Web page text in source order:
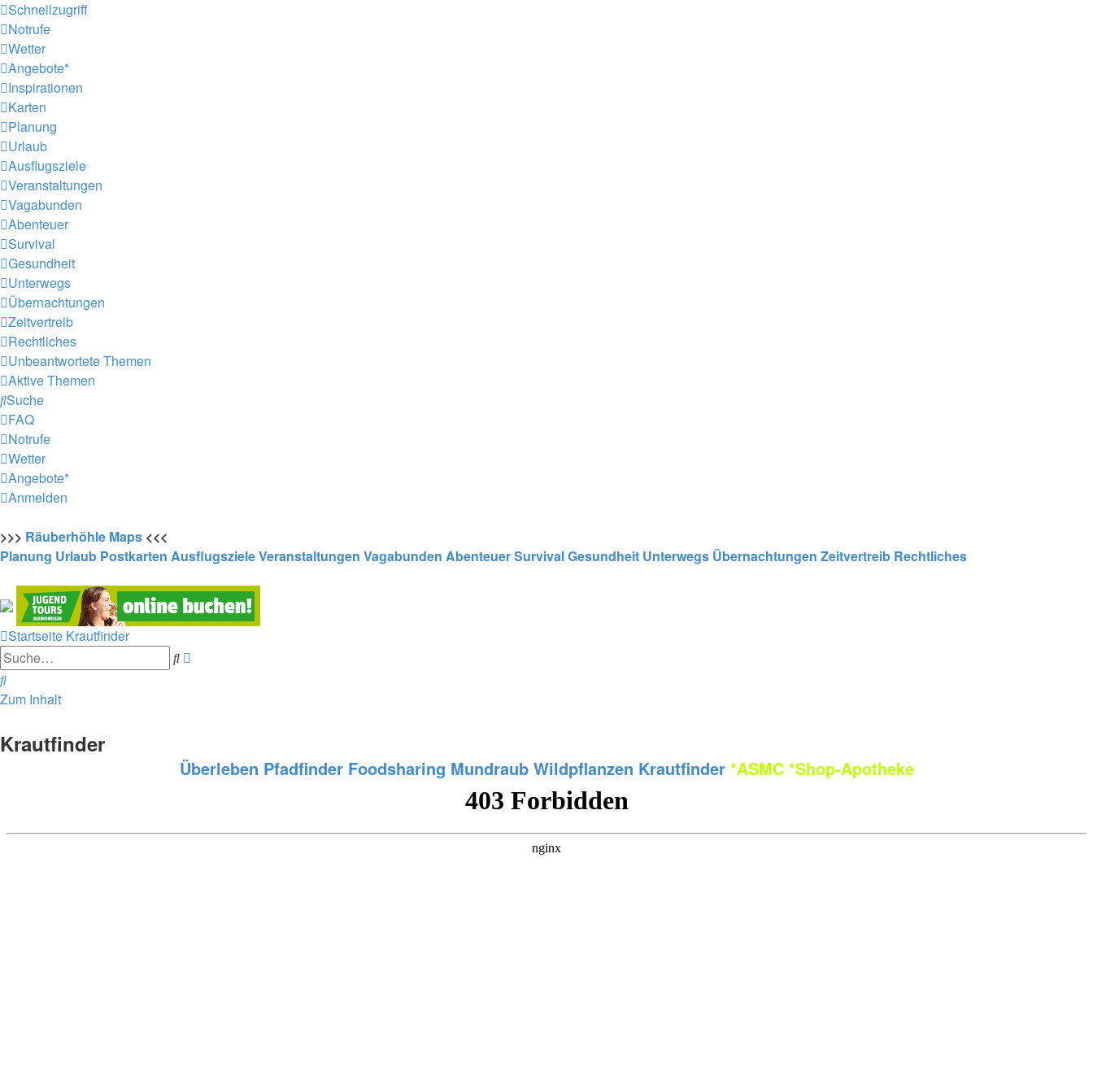
Schnellzugriff
Notrufe
Wetter
Angebote*
Inspirationen
Karten
Planung
Urlaub
Ausflugsziele
Veranstaltungen
Vagabunden
Abenteuer
Survival
Gesundheit
Unterwegs
Übernachtungen
Zeitvertreib
Rechtliches
Unbeantwortete Themen
Aktive Themen
Suche
FAQ
Notrufe
Wetter
Angebote*
Anmelden
>>> Räuberhöhle Maps <<<
Planung Urlaub Postkarten AusflugszieleVeranstaltungen Vagabunden AbenteuerSurvivalGesundheit Unterwegs Übernachtungen Zeitvertreib Rechtliches
Startseite Krautfinder
Suche
Suche
Zum Inhalt
Krautfinder
Überleben Pfadfinder Foodsharing Mundraub Wildpflanzen Krautfinder *ASMC *Shop-Apotheke